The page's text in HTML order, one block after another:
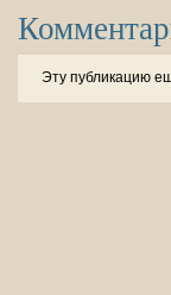
Эту публикацию